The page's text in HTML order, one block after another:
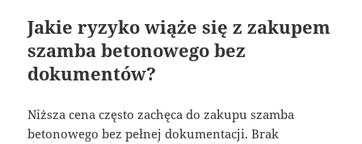
Jakie ryzyko wiąże się z zakupem
szamba betonowego bez
dokumentów?
Niższa cena często zachęca do zakupu szamba
betonowego bez pełnej dokumentacji. Brak